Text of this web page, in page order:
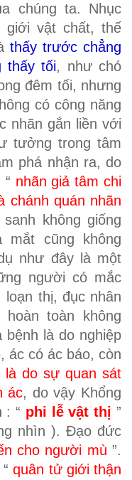
chúng ta. Nhục
giới vật chất, thế
thấy trước chẳng
thấy tối, như chó
đêm tối, nhưng
có công năng
nhãn gắn liền với
tưởng trong tâm
phá nhận ra, do
nhãn giả tâm chi
chánh quán nhãn
không giống
mắt cũng không
như đây là một
người có mắc
loạn thị, đục nhân
toàn không
bệnh là do nghiệp
ác có ác báo, còn
là do sự quan sát
ác, do vậy Khổng
: “ phi lễ vật thị ”
nhìn ). Đạo đức
cho người mù ”.
“quân tử giới thận